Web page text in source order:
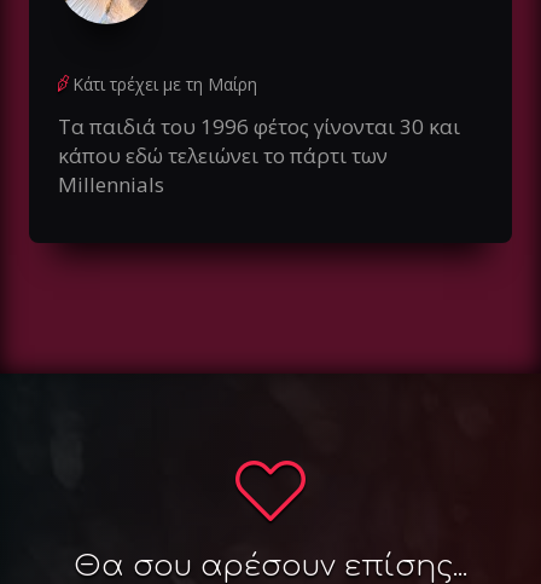
Κάτι τρέχει με τη Μαίρη
Τα παιδιά του 1996 φέτος γίνονται 30 και
κάπου εδώ τελειώνει το πάρτι των
Millennials
Θα σου αρέσουν επίσης...